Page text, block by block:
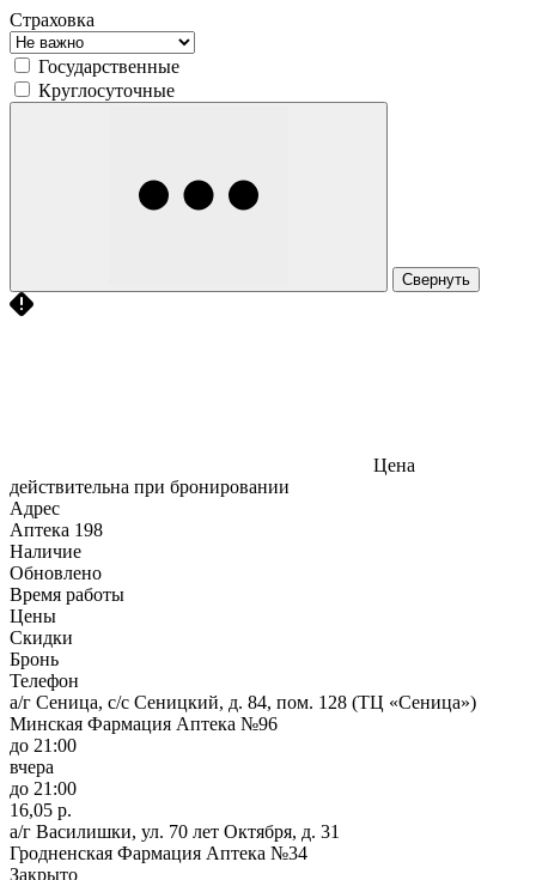
Страховка
Государственные
Круглосуточные
Свернуть
Цена
действительна при бронировании
Адрес
Аптека 198
Наличие
Обновлено
Время работы
Цены
Скидки
Бронь
Телефон
а/г Сеница, с/с Сеницкий, д. 84, пом. 128 (ТЦ «Сеница»)
Минская Фармация Аптека №96
до 21:00
вчера
до 21:00
16,05 р.
а/г Василишки, ул. 70 лет Октября, д. 31
Гродненская Фармация Аптека №34
Закрыто